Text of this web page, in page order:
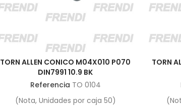
TORN ALLEN CONICO M04X010 P070
DIN7991 10.9 BK
Referencia TO 0104
(Nota, Unidades por caja 50)
TORN